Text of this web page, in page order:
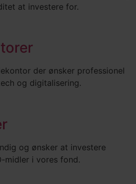
at investere for.
der ønsker professionel
og digitalisering.
og ønsker at investere
midler i vores fond.